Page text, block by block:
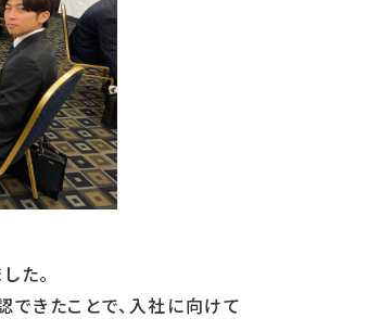
た。
きたことで、入社に向けて